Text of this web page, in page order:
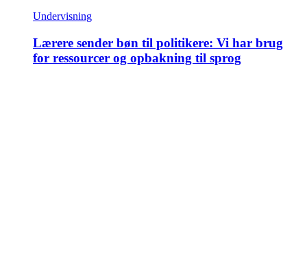
Undervisning
Lærere sender bøn til politikere: Vi har brug
for ressourcer og opbakning til sprog